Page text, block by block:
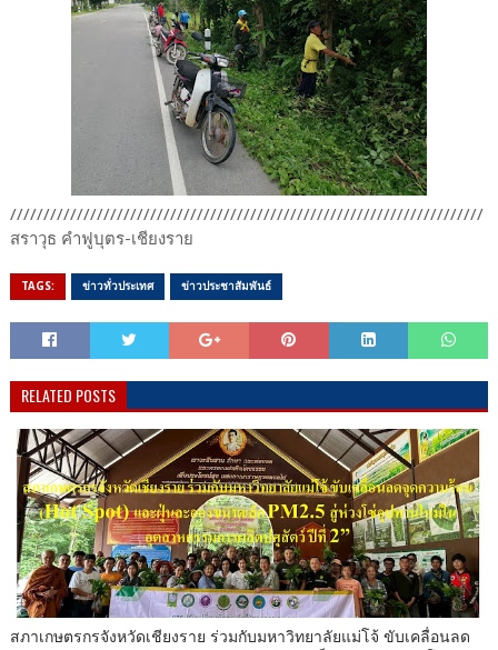
///////////////////////////////////////////////////////////////////////
สราวุธ คำฟูบุตร-เชียงราย
TAGS: ข่าวทั่วประเทศ ข่าวประชาสัมพันธ์
RELATED POSTS
สภาเกษตรกรจังหวัดเชียงราย ร่วมกับมหาวิทยาลัยแม่โจ้ ขับเคลื่อนลด